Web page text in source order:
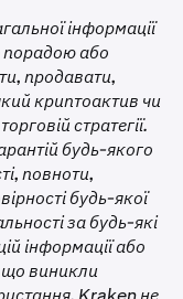
інформації
порадою або
продавати,
криптоактив чи
стратегії.
будь-якого
повноти,
будь-якої
за будь-які
інформації або
що виникли